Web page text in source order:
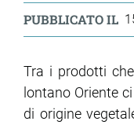
PUBBLICATO IL
Tra i prodotti
lontano Oriente
di origine